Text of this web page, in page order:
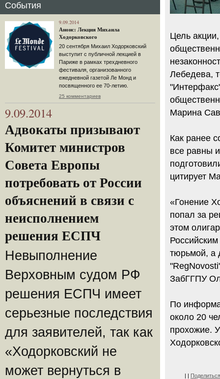
События
9.09.2014
Анонс: Лекция Михаила
Ходорковского
20 сентября Михаил Ходорковский
выступит с публичной лекцией в
Париже в рамках трехдневного
фестиваля, организованного
ежедневной газетой Ле Монд и
посвященного ее 70-летию.
25 комментариев
9.09.2014
Адвокаты призывают
Комитет министров
Совета Европы
потребовать от России
объяснений в связи с
неисполнением
решения ЕСПЧ
Невыполнение
Верховным судом РФ
решения ЕСПЧ имеет
серьезные последствия
для заявителей, так как
«Ходорковский не
может вернуться в
Цель
Лебедева,
Марина
Как ранее
все равны
цитирует
«Гонение
попал за
этом
тюрьмой, а
ЗабГГПУ
По
около 20
прохожие.
| | Поделиться